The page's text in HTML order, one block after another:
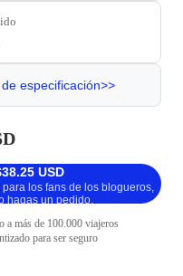
especificación>>
USD
los fans de los blogueros,
hagas un pedido.
a más de 100.000 viajeros
para ser seguro